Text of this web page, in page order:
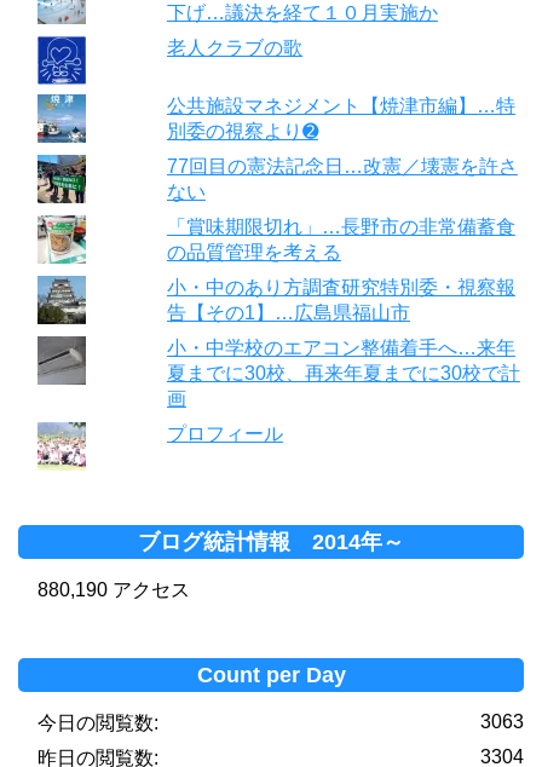
下げ…議決を経て１０月実施か
老人クラブの歌
公共施設マネジメント【焼津市編】…特
別委の視察より➋
77回目の憲法記念日…改憲／壊憲を許さ
ない
「賞味期限切れ」…長野市の非常備蓄食
の品質管理を考える
小・中のあり方調査研究特別委・視察報
告【その1】…広島県福山市
小・中学校のエアコン整備着手へ…来年
夏までに30校、再来年夏までに30校で計
画
プロフィール
ブログ統計情報 2014年～
880,190 アクセス
Count per Day
3063
今日の閲覧数:
3304
昨日の閲覧数: